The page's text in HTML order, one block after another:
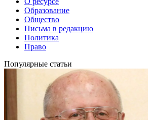
Образование
Общество
Письма в редакцию
Политика
Право
Популярные статьи